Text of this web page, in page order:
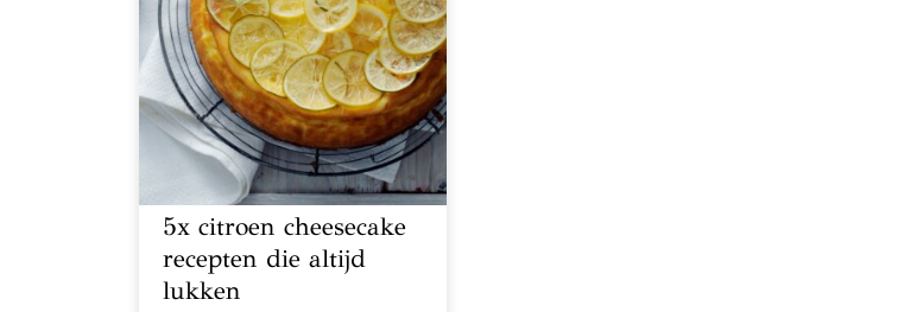
5x citroen cheesecake
recepten die altijd
lukken